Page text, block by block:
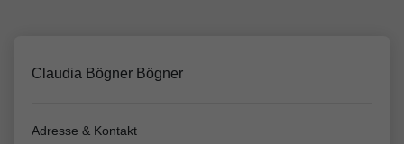
Claudia Bögner Bögner
Adresse & Kontakt